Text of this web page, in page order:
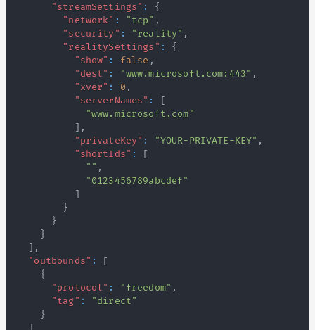
"streamSettings" :
{
"network" : "tcp" ,
"security" : "reality" ,
"realitySettings" :
{
"show" : false ,
"dest" : "www.microsoft.com:443" ,
"xver" : 0 ,
"serverNames" :
[
"www.microsoft.com"
] ,
"privateKey" : "YOUR-PRIVATE-KEY" ,
"shortIds" :
[
"" ,
"0123456789abcdef"
]
}
}
}
] ,
"outbounds" :
[
{
"protocol" : "freedom" ,
"tag" :
"direct"
}